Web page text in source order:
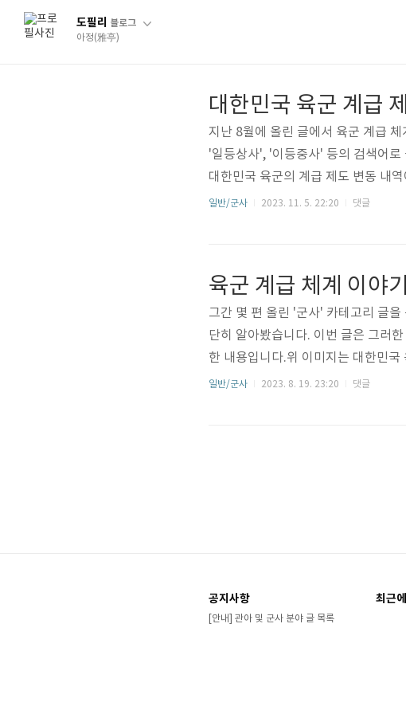
도필리 블로그
아정(雅亭)
대한민국 육군 계급
지난 8월에 올린 글에서 육군 계급
'일등상사', '이등중사' 등의 검색어로
대한민국 육군의 계급 제도 변동 내
것처럼 적색 바탕은 장성(將星, 장군
하사관 : 대..
일반/군사 2023. 11. 5. 22:20 댓글
육군 계급 체계 이야기
그간 몇 편 올린 '군사' 카테고리 글
단히 알아봤습니다. 이번 글은 그러
한 내용입니다.위 이미지는 대한민
직책을 정리 및 기재한 것입니다.전
국무위원인 장관(長官)과 혼동될 수
일반/군사 2023. 8. 19. 23:20 댓글
공지사항
[안내] 관아 및 군사 분야 글 목록
최근